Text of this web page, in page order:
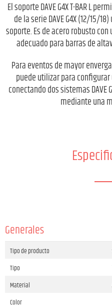
El soporte DAVE G4X T-BAR L
de la serie DAVE G4X (12/15/
soporte. Es de acero robusto
adecuado para barras de
Para eventos de mayor
puede utilizar para
conectando dos sistemas
mediante una
Generales
Tipo de producto
Tipo
Material
Color